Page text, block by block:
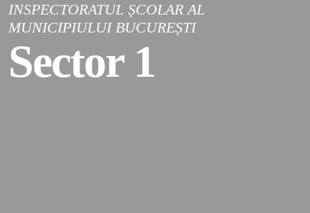
INSPECTORATUL ȘCOLAR AL
MUNICIPIULUI BUCUREȘTI
Sector 1